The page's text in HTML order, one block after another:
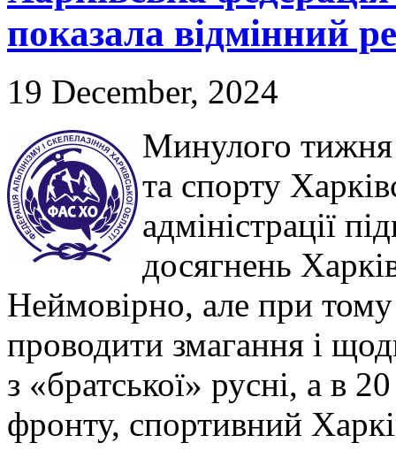
показала відмінний
19 December, 2024
Минулого тижня
та спорту
адміністрації
досягнень
Неймовірно, але при
проводити змагання і
з «братської» русні, а в
фронту, спортивний